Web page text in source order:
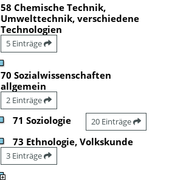
58 Chemische Technik,
Umwelttechnik, verschiedene
Technologien
5 Einträge
70 Sozialwissenschaften
allgemein
2 Einträge
71 Soziologie 20 Einträge
73 Ethnologie, Volkskunde
3 Einträge